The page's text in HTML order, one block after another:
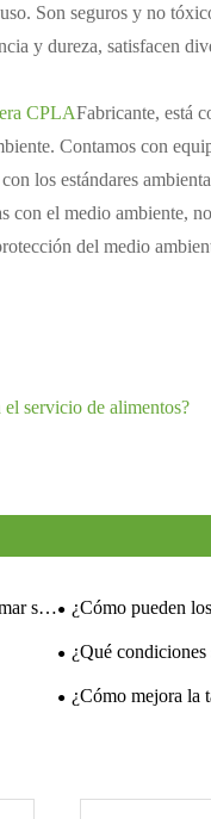
Son seguros y no
y dureza, satisfacen
CPLAFabricante, está
Contamos con
los estándares
con el medio ambiente,
del medio
servicio de alimentos?
su
¿Cómo pueden
de bebidas
¿Qué condiciones
vasos CPLA?
¿Cómo mejora la